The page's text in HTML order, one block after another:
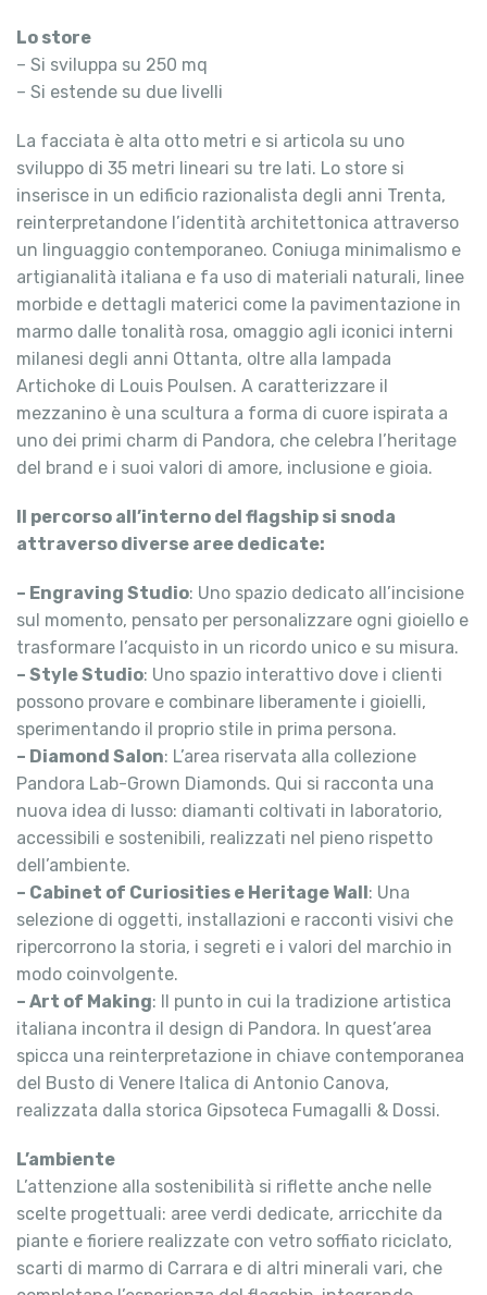
Lo store
– Si sviluppa su 250 mq
– Si estende su due livelli
La facciata è alta otto metri e si articola su uno
sviluppo di 35 metri lineari su tre lati. Lo store si
inserisce in un edificio razionalista degli anni Trenta,
reinterpretandone l’identità architettonica attraverso
un linguaggio contemporaneo. Coniuga minimalismo e
artigianalità italiana e fa uso di materiali naturali, linee
morbide e dettagli materici come la pavimentazione in
marmo dalle tonalità rosa, omaggio agli iconici interni
milanesi degli anni Ottanta, oltre alla lampada
Artichoke di Louis Poulsen. A caratterizzare il
mezzanino è una scultura a forma di cuore ispirata a
uno dei primi charm di Pandora, che celebra l’heritage
del brand e i suoi valori di amore, inclusione e gioia.
Il percorso all’interno del flagship si snoda
attraverso diverse aree dedicate:
– Engraving Studio: Uno spazio dedicato all’incisione
sul momento, pensato per personalizzare ogni gioiello e
trasformare l’acquisto in un ricordo unico e su misura.
– Style Studio: Uno spazio interattivo dove i clienti
possono provare e combinare liberamente i gioielli,
sperimentando il proprio stile in prima persona.
– Diamond Salon: L’area riservata alla collezione
Pandora Lab-Grown Diamonds. Qui si racconta una
nuova idea di lusso: diamanti coltivati in laboratorio,
accessibili e sostenibili, realizzati nel pieno rispetto
dell’ambiente.
– Cabinet of Curiosities e Heritage Wall: Una
selezione di oggetti, installazioni e racconti visivi che
ripercorrono la storia, i segreti e i valori del marchio in
modo coinvolgente.
– Art of Making: Il punto in cui la tradizione artistica
italiana incontra il design di Pandora. In quest’area
spicca una reinterpretazione in chiave contemporanea
del Busto di Venere Italica di Antonio Canova,
realizzata dalla storica Gipsoteca Fumagalli & Dossi.
L’ambiente
L’attenzione alla sostenibilità si riflette anche nelle
scelte progettuali: aree verdi dedicate, arricchite da
piante e fioriere realizzate con vetro soffiato riciclato,
scarti di marmo di Carrara e di altri minerali vari, che